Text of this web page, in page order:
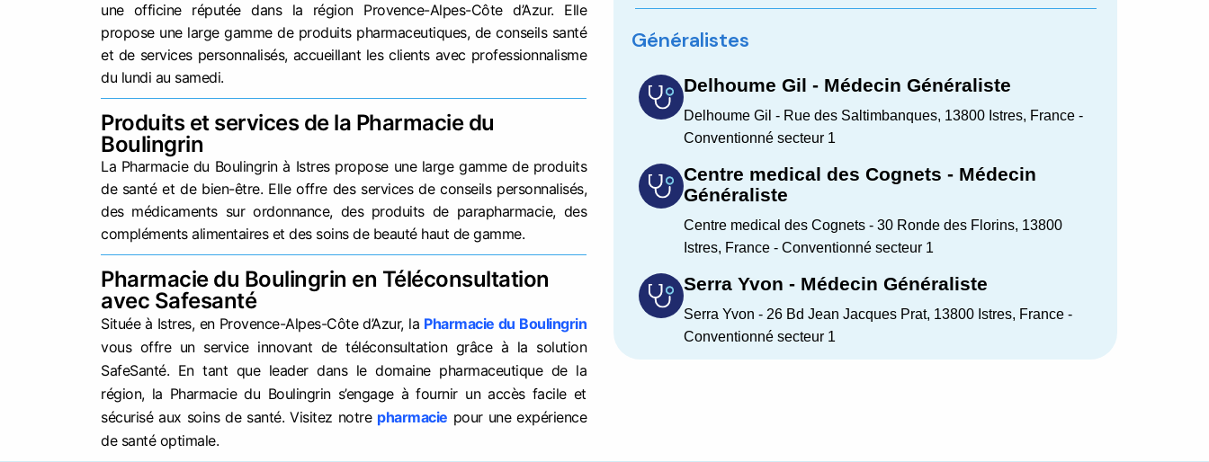
une officine réputée dans la région Provence-Alpes-Côte d’Azur. Elle
propose une large gamme de produits pharmaceutiques, de conseils santé
et de services personnalisés, accueillant les clients avec professionnalisme
du lundi au samedi.
Produits et services de la Pharmacie du
Boulingrin
La Pharmacie du Boulingrin à Istres propose une large gamme de produits
de santé et de bien-être. Elle offre des services de conseils personnalisés,
des médicaments sur ordonnance, des produits de parapharmacie, des
compléments alimentaires et des soins de beauté haut de gamme.
Pharmacie du Boulingrin en Téléconsultation
avec Safesanté
Située à Istres, en Provence-Alpes-Côte d’Azur, la Pharmacie du Boulingrin
vous offre un service innovant de téléconsultation grâce à la solution
SafeSanté. En tant que leader dans le domaine pharmaceutique de la
région, la Pharmacie du Boulingrin s’engage à fournir un accès facile et
sécurisé aux soins de santé. Visitez notre pharmacie pour une expérience
de santé optimale.
Généralistes
Delhoume Gil - Médecin Généraliste
Delhoume Gil - Rue des Saltimbanques, 13800 Istres, France -
Conventionné secteur 1
Centre medical des Cognets - Médecin
Généraliste
Centre medical des Cognets - 30 Ronde des Florins, 13800
Istres, France - Conventionné secteur 1
Serra Yvon - Médecin Généraliste
Serra Yvon - 26 Bd Jean Jacques Prat, 13800 Istres, France -
Conventionné secteur 1